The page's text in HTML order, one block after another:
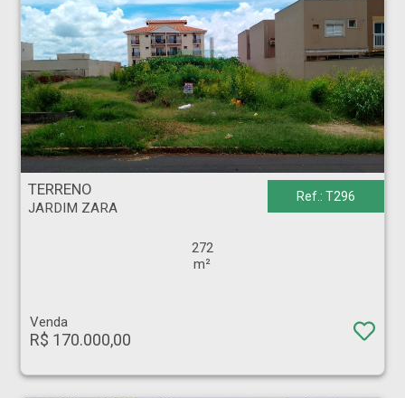
TERRENO
JARDIM ZARA
Ref.: T296
272
m²
Venda
R$ 170.000,00